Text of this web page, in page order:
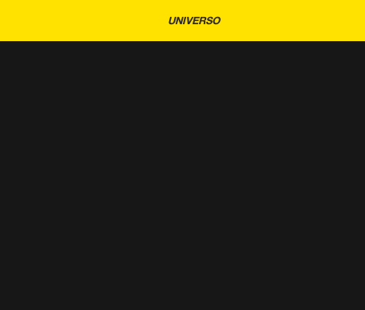
UNIVERSO